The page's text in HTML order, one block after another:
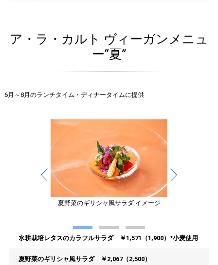
ア・ラ・カルト ヴィーガンメニュ
ー“夏”
6月～8月のランチタイム・ディナータイムに提供
夏野菜のギリシャ⾵サラダ イメージ
Prev
水耕栽培レタスのカラフルサラダ ￥1,571（1,900）*小麦使用
夏野菜のギリシャ⾵サラダ ￥2,067（2,500）